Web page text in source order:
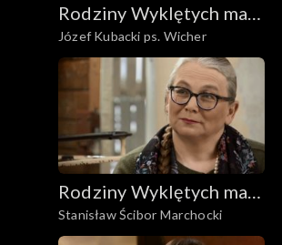
Rodziny Wyklętych mają
głos
Józef Kubacki ps. Wicher
Rodziny Wyklętych mają
głos
Stanisław Ścibor Marchocki